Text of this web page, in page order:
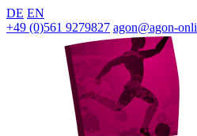
DE EN
+49 (0)561 9279827 agon@agon-